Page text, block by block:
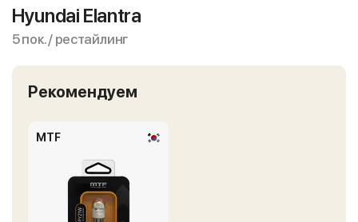
Hyundai Elantra
5 пок. / рестайлинг
Рекомендуем
MTF